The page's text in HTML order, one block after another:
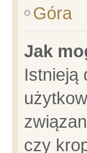
Góra
Jak
Istnieją
czy